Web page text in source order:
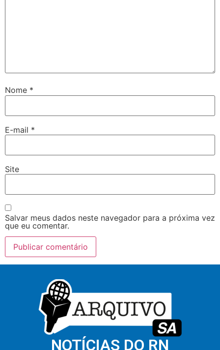
Nome *
E-mail *
Site
Salvar meus dados neste navegador para a próxima vez
que eu comentar.
NOTÍCIAS DO RN